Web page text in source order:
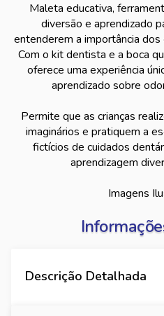
Maleta educativa,
diversão e aprendizado
entenderem a importância dos
Com o kit dentista e a boca
oferece uma experiência
aprendizado sobre
Permite que as crianças
imaginários e pratiquem a
fictícios de cuidados
aprendizagem
Imagens
Descrição Detalhada